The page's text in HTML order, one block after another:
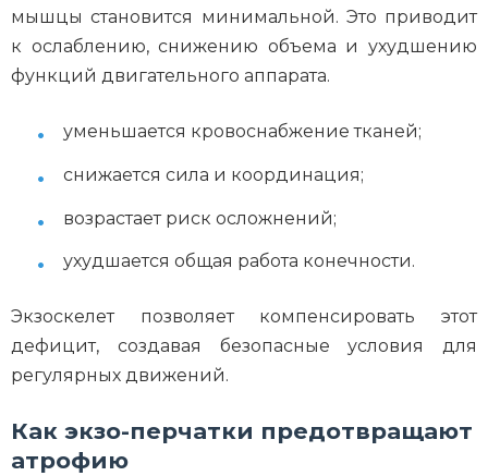
мышцы становится минимальной. Это приводит
к ослаблению, снижению объема и ухудшению
функций двигательного аппарата.
уменьшается кровоснабжение тканей;
снижается сила и координация;
возрастает риск осложнений;
ухудшается общая работа конечности.
Экзоскелет позволяет компенсировать этот
дефицит, создавая безопасные условия для
регулярных движений.
Как экзо-перчатки предотвращают
атрофию